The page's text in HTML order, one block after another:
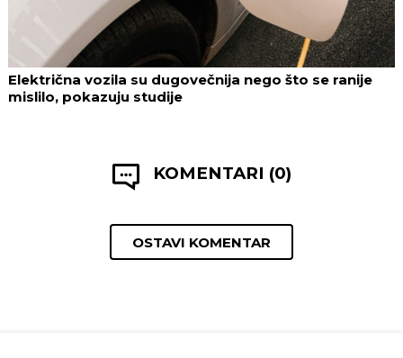
Električna vozila su dugovečnija nego što se ranije
mislilo, pokazuju studije
KOMENTARI (0)
OSTAVI KOMENTAR